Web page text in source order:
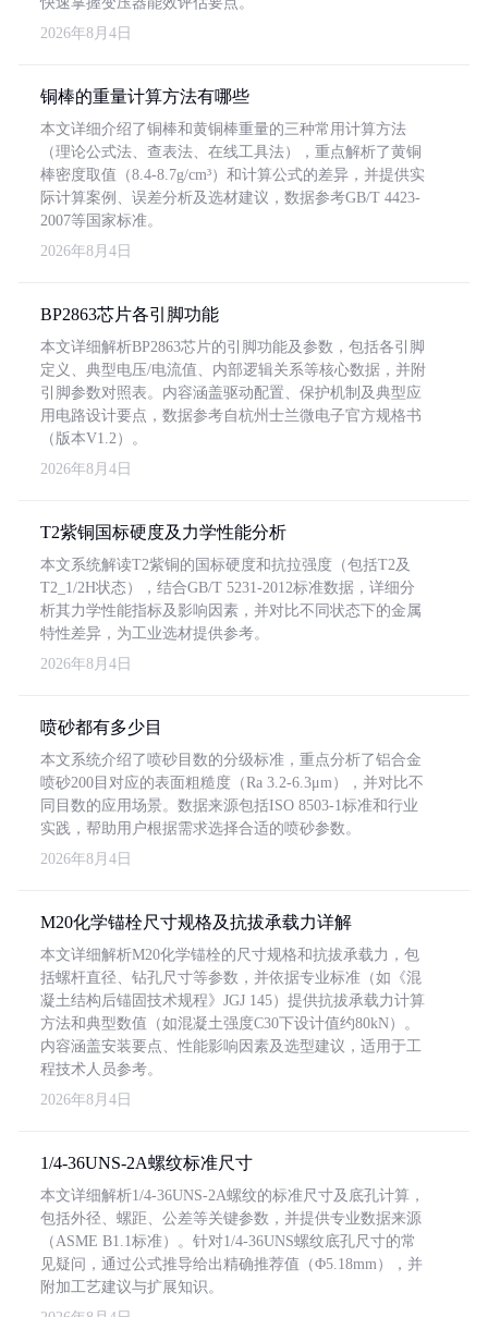
2026年8月4日
铜棒的重量计算方法有哪些
本文详细介绍了铜棒和黄铜棒重量的三种常用计算方法
（理论公式法、查表法、在线工具法），重点解析了黄铜
棒密度取值（8.4-8.7g/cm³）和计算公式的差异，并提供实
际计算案例、误差分析及选材建议，数据参考GB/T 4423-
2007等国家标准。
2026年8月4日
BP2863芯片各引脚功能
本文详细解析BP2863芯片的引脚功能及参数，包括各引脚
定义、典型电压/电流值、内部逻辑关系等核心数据，并附
引脚参数对照表。内容涵盖驱动配置、保护机制及典型应
用电路设计要点，数据参考自杭州士兰微电子官方规格书
（版本V1.2）。
2026年8月4日
T2紫铜国标硬度及力学性能分析
本文系统解读T2紫铜的国标硬度和抗拉强度（包括T2及
T2_1/2H状态），结合GB/T 5231-2012标准数据，详细分
析其力学性能指标及影响因素，并对比不同状态下的金属
特性差异，为工业选材提供参考。
2026年8月4日
喷砂都有多少目
本文系统介绍了喷砂目数的分级标准，重点分析了铝合金
喷砂200目对应的表面粗糙度（Ra 3.2-6.3μm），并对比不
同目数的应用场景。数据来源包括ISO 8503-1标准和行业
实践，帮助用户根据需求选择合适的喷砂参数。
2026年8月4日
M20化学锚栓尺寸规格及抗拔承载力详解
本文详细解析M20化学锚栓的尺寸规格和抗拔承载力，包
括螺杆直径、钻孔尺寸等参数，并依据专业标准（如《混
凝土结构后锚固技术规程》JGJ 145）提供抗拔承载力计算
方法和典型数值（如混凝土强度C30下设计值约80kN）。
内容涵盖安装要点、性能影响因素及选型建议，适用于工
程技术人员参考。
2026年8月4日
1/4-36UNS-2A螺纹标准尺寸
本文详细解析1/4-36UNS-2A螺纹的标准尺寸及底孔计算，
包括外径、螺距、公差等关键参数，并提供专业数据来源
（ASME B1.1标准）。针对1/4-36UNS螺纹底孔尺寸的常
见疑问，通过公式推导给出精确推荐值（Φ5.18mm），并
附加工艺建议与扩展知识。